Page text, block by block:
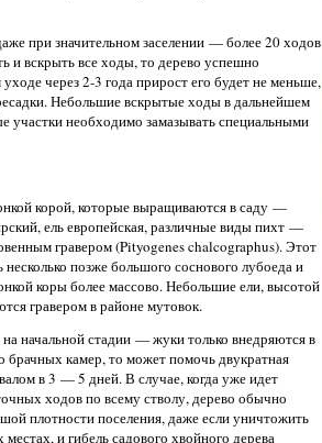
при значительном заселении — более 20 ходов
и вскрыть все ходы, то дерево успешно
через 2-3 года прирост его будет не меньше,
Небольшие вскрытые ходы в дальнейшем
участки необходимо замазывать специальными
корой, которые выращиваются в саду —
ель европейская, различные виды пихт —
гравером (Pityogenes chalcographus). Этот
несколько позже большого соснового лубоеда и
коры более массово. Небольшие ели, высотой
гравером в районе мутовок.
начальной стадии — жуки только внедряются в
брачных камер, то может помочь двукратная
в 3 — 5 дней. В случае, когда уже идет
ходов по всему стволу, дерево обычно
плотности поселения, даже если уничтожить
и гибель садового хвойного дерева